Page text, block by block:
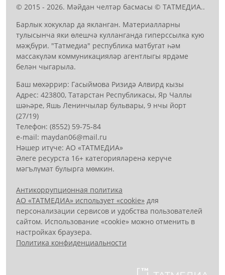
© 2015 - 2026. Мәйдан челтәр басмасы © ТАТМЕДИА..
Барлык хокуклар да якланган. Материалларны
тулысынча яки өлешчә кулланганда гиперссылка кую
мәҗбүри. "Татмедиа" республика матбугат һәм
массакүләм коммуникацияләр агентлыгы ярдәме
белән чыгарыла.
Баш мөхәррир: Гасыймова Ризидә Алвирд кызы
Адрес: 423800, Татарстан Республикасы, Яр Чаллы
шәһәре, Яшь Ленинчылар бульвары, 9 нчы йорт
(27/19)
Телефон: (8552) 59-75-84
е-mail: mауdаn06@mail.гu
Нәшер итүче: АО «ТАТМЕДИА»
Әлеге ресурста 16+ категорияләренә керүче
мәгълүмат булырга мөмкин.
Антикоррупционная политика
АО «ТАТМЕДИА» использует «cookie» для
персонализации сервисов и удобства пользователей
сайтом. Использование «cookie» можно отменить в
настройках браузера.
Политика конфиденциальности